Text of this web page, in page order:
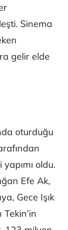
Sinema
gelir elde
oturduğu
oldu.
Efe Ak,
Gece Işık